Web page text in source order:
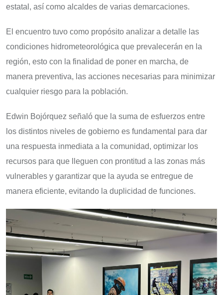
estatal, así como alcaldes de varias demarcaciones.
El encuentro tuvo como propósito analizar a detalle las
condiciones hidrometeorológica que prevalecerán en la
región, esto con la finalidad de poner en marcha, de
manera preventiva, las acciones necesarias para minimizar
cualquier riesgo para la población.
Edwin Bojórquez señaló que la suma de esfuerzos entre
los distintos niveles de gobierno es fundamental para dar
una respuesta inmediata a la comunidad, optimizar los
recursos para que lleguen con prontitud a las zonas más
vulnerables y garantizar que la ayuda se entregue de
manera eficiente, evitando la duplicidad de funciones.